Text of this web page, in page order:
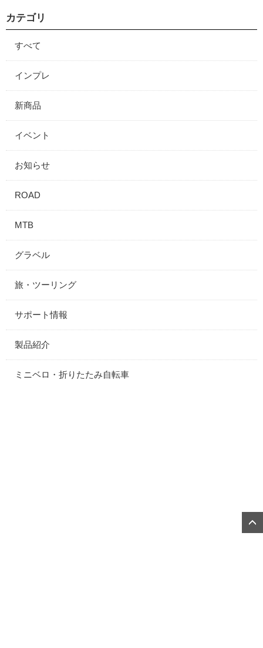
カテゴリ
すべて
インプレ
新商品
イベント
お知らせ
ROAD
MTB
グラベル
旅・ツーリング
サポート情報
製品紹介
ミニベロ・折りたたみ自転車